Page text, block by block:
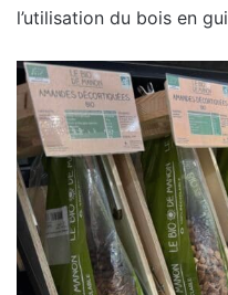
l’utilisation du bois en